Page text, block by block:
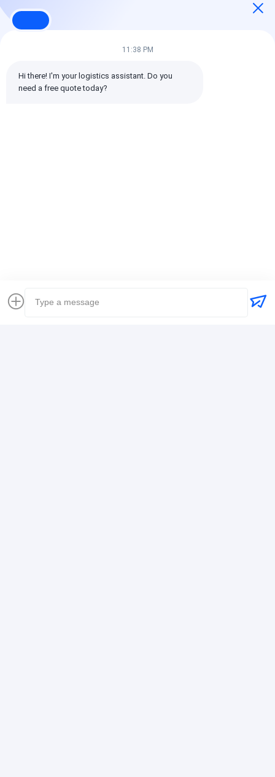
emin
11:38 PM
Hi there! I'm your logistics assistant. Do you
need a free quote today?